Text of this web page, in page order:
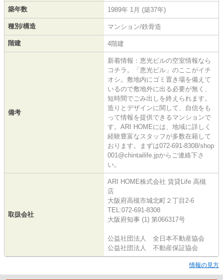
築年数 1989年 1月 (築37年)
種別/構造 マンション/鉄骨造
階建 4階建
備考
新着情報：恵光ビルの空室情報なら
コチラ。「恵光ビル」のここがイチ
オシ。敷地内にゴミ置き場を備えて
いるので敷地外に出る必要が無く、
短時間でごみ出しを終えられます。
造りとデザインに関して、自信をも
って情報を提供できるマンションで
す。ARI HOMEには、地域に詳しく
経験豊富なスタッフが多数在籍して
おります。まずは072-691-8308/shop
001@chintailife.jpからご連絡下さ
い。
取扱会社
ARI HOME株式会社 賃貸Life 高槻
店
大阪府高槻市城北町２丁目2-6
TEL:072-691-8308
大阪府知事 (1) 第066317号
公益社団法人 全日本不動産協会
公益社団法人 不動産保証協会
情報の見方